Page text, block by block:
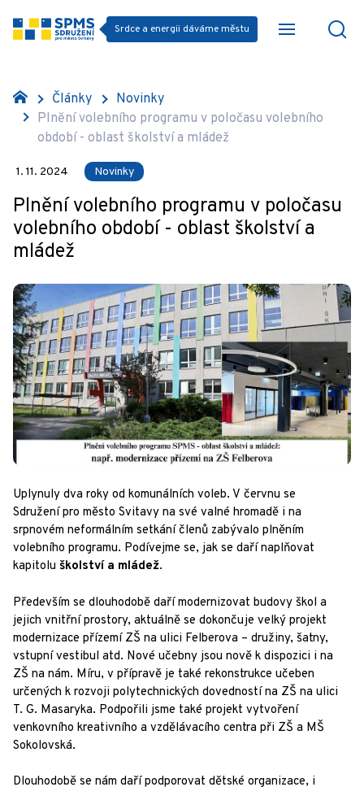
Srdce a energii dáváme městu
Články
Novinky
Plnění volebního programu v poločasu volebního
období - oblast školství a mládež
1. 11. 2024 Novinky
Plnění volebního programu v poločasu
volebního období - oblast školství a
mládež
Uplynuly dva roky od komunálních voleb. V červnu se
Sdružení pro město Svitavy na své valné hromadě i na
srpnovém neformálním setkání členů zabývalo plněním
volebního programu. Podívejme se, jak se daří naplňovat
kapitolu školství a mládež.
Především se dlouhodobě daří modernizovat budovy škol a
jejich vnitřní prostory, aktuálně se dokončuje velký projekt
modernizace přízemí ZŠ na ulici Felberova – družiny, šatny,
vstupní vestibul atd. Nové učebny jsou nově k dispozici i na
ZŠ na nám. Míru, v přípravě je také rekonstrukce učeben
určených k rozvoji polytechnických dovedností na ZŠ na ulici
T. G. Masaryka. Podpořili jsme také projekt vytvoření
venkovního kreativního a vzdělávacího centra při ZŠ a MŠ
Sokolovská.
Dlouhodobě se nám daří podporovat dětské organizace, i